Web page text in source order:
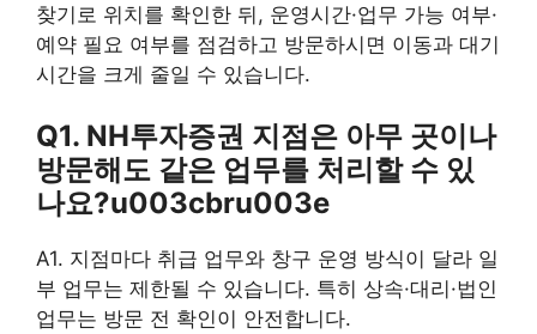
찾기로 위치를 확인한 뒤, 운영시간·업무 가능 여부·
예약 필요 여부를 점검하고 방문하시면 이동과 대기
시간을 크게 줄일 수 있습니다.
Q1. NH투자증권 지점은 아무 곳이나
방문해도 같은 업무를 처리할 수 있
나요?u003cbru003e
A1. 지점마다 취급 업무와 창구 운영 방식이 달라 일
부 업무는 제한될 수 있습니다. 특히 상속·대리·법인
업무는 방문 전 확인이 안전합니다.